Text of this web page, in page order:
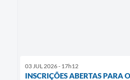
03 JUL 2026 - 17h12
INSCRIÇÕES ABERTAS PARA